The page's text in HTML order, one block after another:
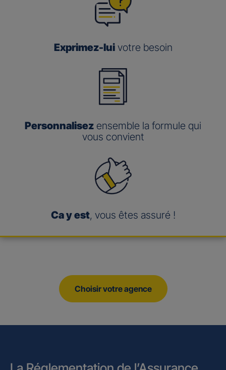
Exprimez-luivotre besoin
Personnalisez ensemble la formule qui
vous convient
Ca y est, vous êtes assuré !
Choisir votre agence